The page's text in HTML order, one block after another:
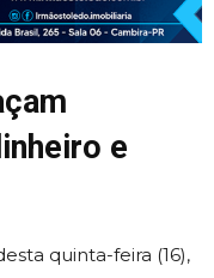
e
quinta-feira (16),